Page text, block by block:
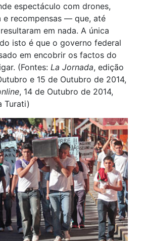
espectáculo com drones,
e recompensas — que, até
em nada. A única
isto é que o governo federal
em encobrir os factos do
(Fontes: La Jornada, edição
e 15 de Outubro de 2014,
, 14 de Outubro de 2014,
Turati)